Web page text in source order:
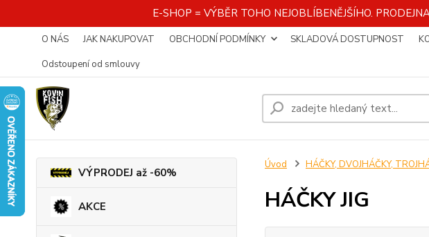
E-SHOP = VÝBĚR TOHO NEJOBLÍBENĚJŠÍHO.
O NÁS JAK NAKUPOVAT OBCHODNÍ PODMÍNKY SKLADOVÁ DOSTUPNOST
Odstoupení od smlouvy
VÝPRODEJ až -60%
AKCE
Úvod HÁČKY, DVOJHÁČKY,
HÁČKY JIG